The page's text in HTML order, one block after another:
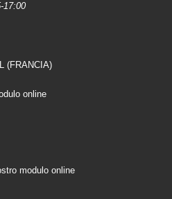
17:00
(FRANCIA)
online
modulo online